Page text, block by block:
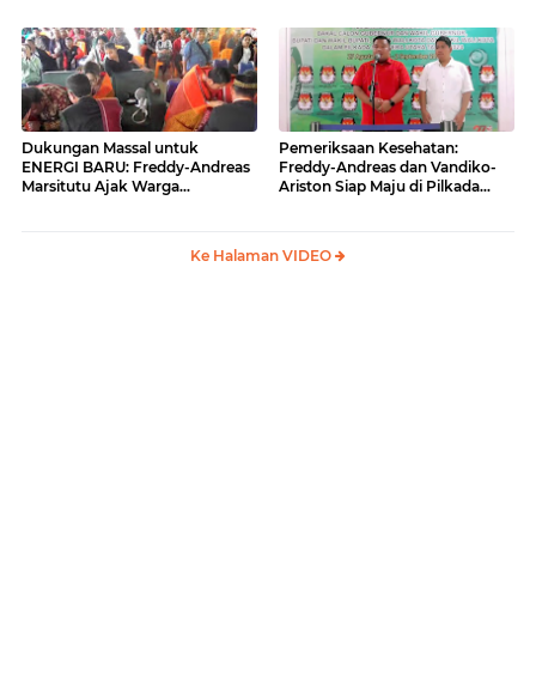
Dukungan Massal untuk
ENERGI BARU: Freddy-Andreas
Marsitutu Ajak Warga
Pemeriksaan Kesehatan:
Freddy-Andreas dan Vandiko-
Ariston Siap Maju di Pilkada
Ke Halaman VIDEO